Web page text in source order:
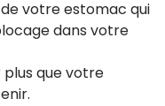
votre estomac qui
dans votre
que votre